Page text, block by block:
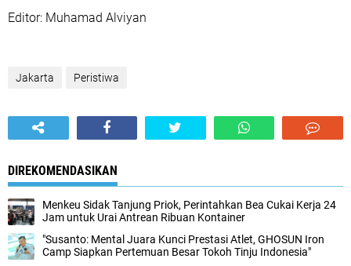
‎Editor: Muhamad Alviyan
Jakarta Peristiwa
DIREKOMENDASIKAN
Menkeu Sidak Tanjung Priok, Perintahkan Bea Cukai Kerja 24
Jam untuk Urai Antrean Ribuan Kontainer
"Susanto: Mental Juara Kunci Prestasi Atlet, GHOSUN Iron
Camp Siapkan Pertemuan Besar Tokoh Tinju Indonesia"